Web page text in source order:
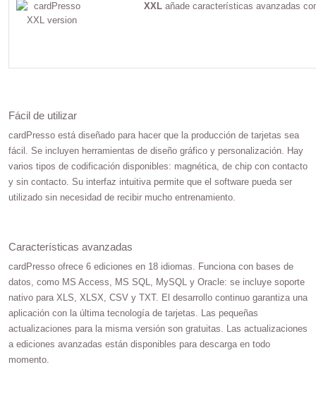
XXL añade características avanzadas
Fácil de utilizar
cardPresso está diseñado para hacer que la producción de tarjetas sea
fácil. Se incluyen herramientas de diseño gráfico y personalización. Hay
varios tipos de codificación disponibles: magnética, de chip con contacto
y sin contacto. Su interfaz intuitiva permite que el software pueda ser
utilizado sin necesidad de recibir mucho entrenamiento.
Características avanzadas
cardPresso ofrece 6 ediciones en 18 idiomas. Funciona con bases de
datos, como MS Access, MS SQL, MySQL y Oracle: se incluye soporte
nativo para XLS, XLSX, CSV y TXT. El desarrollo continuo garantiza una
aplicación con la última tecnología de tarjetas. Las pequeñas
actualizaciones para la misma versión son gratuitas. Las actualizaciones
a ediciones avanzadas están disponibles para descarga en todo
momento.